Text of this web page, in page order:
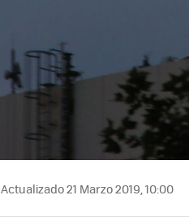
Actualizado 21 Marzo 2019, 10:00